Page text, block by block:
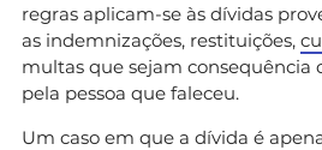
regras aplicam-se às dívidas
as indemnizações, restituições,
multas que sejam consequência
pela pessoa que faleceu.
Um caso em que a dívida é